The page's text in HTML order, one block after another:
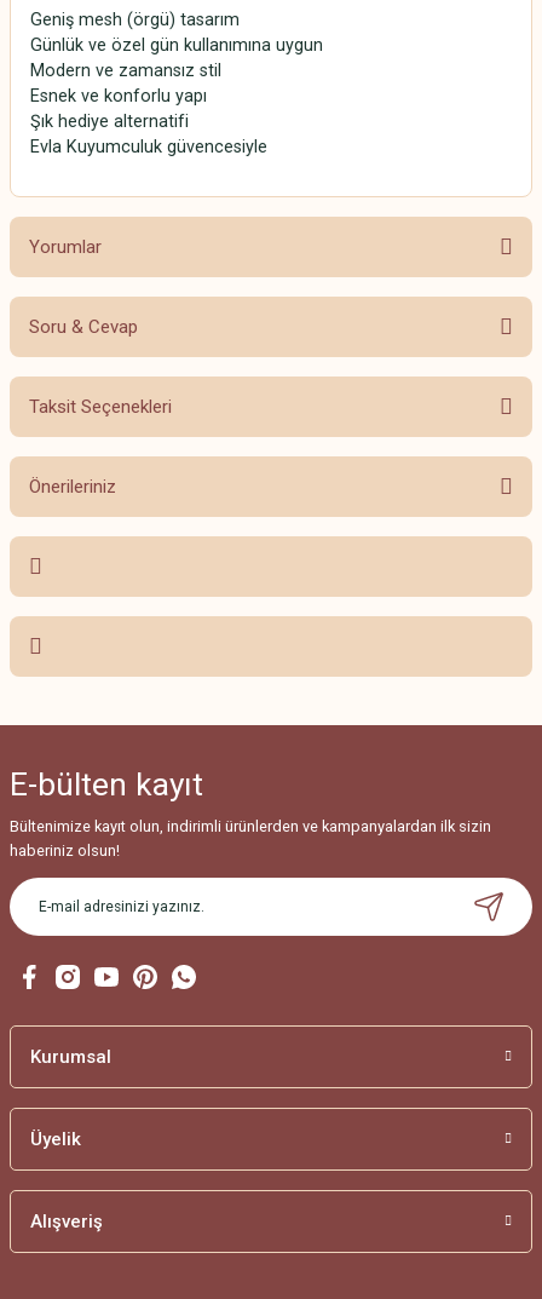
Geniş mesh (örgü) tasarım
Günlük ve özel gün kullanımına uygun
Modern ve zamansız stil
Esnek ve konforlu yapı
Şık hediye alternatifi
Evla Kuyumculuk güvencesiyle
Yorumlar
Bu ürüne ilk yorumu siz yapın!
Soru & Cevap
Ürün hakkında henüz soru sorulmamış.
Taksit Seçenekleri
Önerileriniz
Bu ürünün fiyat bilgisi, resim, ürün açıklamalarında ve diğer konularda
yetersiz gördüğünüz noktaları öneri formunu kullanarak tarafımıza
iletebilirsiniz.
Ürün fiyatı diğer sitelerden daha pahalı.
Bu ürüne benzer farklı alternatifler olmalı.
E-bülten kayıt
Bültenimize kayıt olun, indirimli ürünlerden ve kampanyalardan ilk sizin
haberiniz olsun!
Kurumsal
Üyelik
Alışveriş